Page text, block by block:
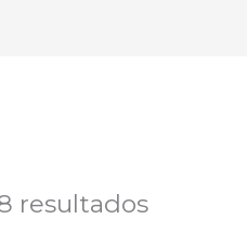
resultados